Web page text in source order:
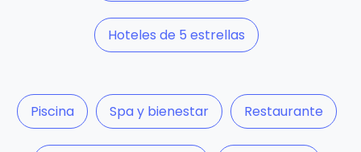
Hoteles de 5 estrellas
Piscina Spa y bienestar Restaurante